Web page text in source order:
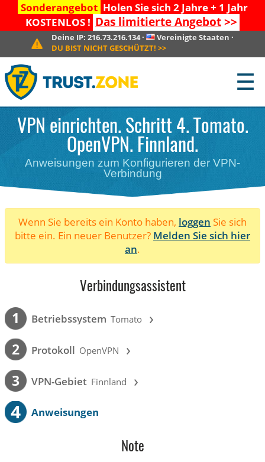
Sonderangebot Holen Sie sich 2 Jahre + 1 Jahr
KOSTENLOS ! Das limitierte Angebot>>
Deine IP: 216.73.216.134· Vereinigte Staaten ·
DU BIST NICHT GESCHÜTZT! >>
☰
VPN einrichten. Schritt 4. Tomato.
OpenVPN. Finnland.
Anweisungen zum Konfigurieren der VPN-
Verbindung
Wenn Sie bereits ein Konto haben, loggen Sie sich
bitte ein. Ein neuer Benutzer? Melden Sie sich hier
an.
Verbindungsassistent
1 Betriebssystem Tomato ›
2 Protokoll OpenVPN ›
3 VPN-Gebiet Finnland ›
4 Anweisungen
Note